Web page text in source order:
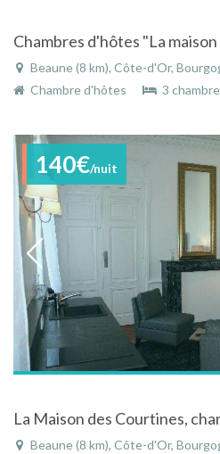
Beaune (8 km), Côte-d'Or, Bourgogne,
Chambre d'hôtes
3
140€/nuit
Beaune (8 km), Côte-d'Or, Bourgogne,